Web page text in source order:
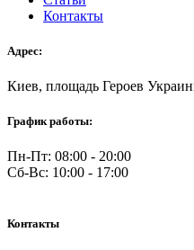
Контакты
Адрес:
Киев, площадь Героев
График работы:
Пн-Пт: 08:00 - 20:00
Сб-Вс: 10:00 - 17:00
Контакты